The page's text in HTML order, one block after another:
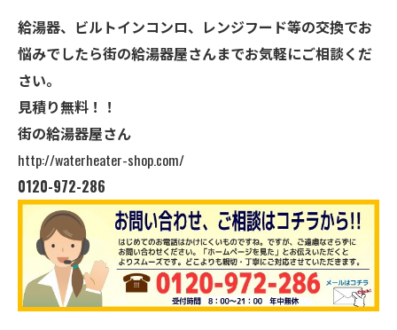
給湯器、ビルトインコンロ、レンジフード等の交換でお
悩みでしたら街の給湯器屋さんまでお気軽にご相談くだ
さい。
見積り無料！！
街の給湯器屋さん
http://waterheater-shop.com/
0120-972-286